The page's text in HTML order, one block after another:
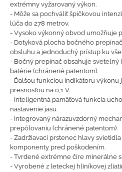
extrémny vyžarovaný výkon.
- Môže sa pochváliť špičkovou
lúča do 278 metrov.
- Vysoko výkonný obvod umožňuje
- Dotyková plocha bočného
obsluhu a jednoduchý prístup ku
- Bočný prepínač obsahuje svetelný
batérie (chránené patentom).
- Ďalšou funkciou indikátoru výkonu
presnosťou na 0,1 V.
- Inteligentná pamäťová funkcia
nastavenie jasu.
- Integrovaný nárazuvzdorný
prepólovaniu (chránené patentom).
- Zadržiavací prstenec hlavy
komponenty pred poškodením.
- Tvrdené extrémne číre minerálne
- Vyrobené z leteckej hliníkovej